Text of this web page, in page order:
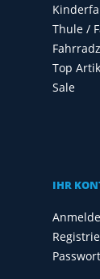
Thule /
Top
Sale
IHR